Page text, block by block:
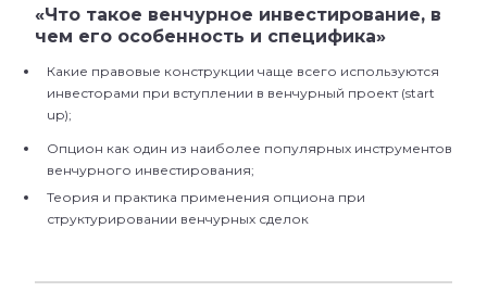
«Что такое венчурное инвестирование, в
чем его особенность и специфика»
Какие правовые конструкции чаще всего используются
инвесторами при вступлении в венчурный проект (start
up);
Опцион как один из наиболее популярных инструментов
венчурного инвестирования;
Теория и практика применения опциона при
структурировании венчурных сделок